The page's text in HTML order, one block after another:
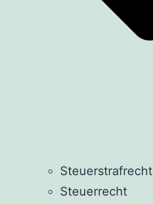
Steuerstrafrecht
Steuerrecht